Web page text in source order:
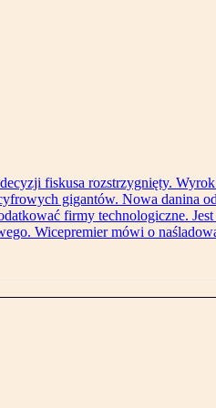
fiskusa rozstrzygnięty.
gigantów. Nowa danina
firmy technologiczne.
Wicepremier mówi o